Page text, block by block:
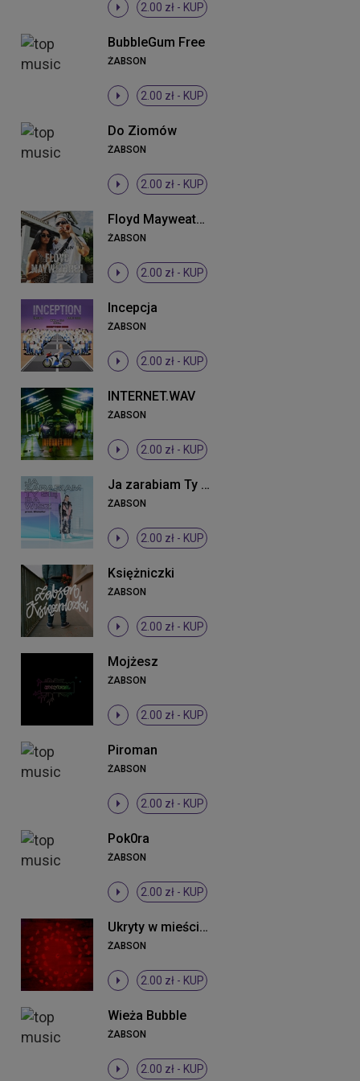
2.00 zł - KUP
BubbleGum Free
ŻABSON
2.00 zł - KUP
Do Ziomów
ŻABSON
2.00 zł - KUP
Floyd Mayweather
ŻABSON
2.00 zł - KUP
Incepcja
ŻABSON
2.00 zł - KUP
INTERNET.WAV
ŻABSON
2.00 zł - KUP
Ja zarabiam Ty się bawisz
ŻABSON
2.00 zł - KUP
Księżniczki
ŻABSON
2.00 zł - KUP
Mojżesz
ŻABSON
2.00 zł - KUP
Piroman
ŻABSON
2.00 zł - KUP
Pok0ra
ŻABSON
2.00 zł - KUP
Ukryty w mieście krzyk (Projekt tymczasem)
ŻABSON
2.00 zł - KUP
Wieża Bubble
ŻABSON
2.00 zł - KUP